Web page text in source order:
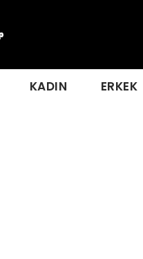
KADIN ERKEK